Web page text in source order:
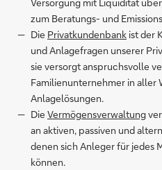
zum Beratungs- und
Die Privatkundenbankist der
und Anlagefragen unserer
sie versorgt anspruchsvolle
Familienunternehmer in aller
Anlagelösungen.
Die Vermögensverwaltung
an aktiven, passiven und
denen sich Anleger für jedes
können.